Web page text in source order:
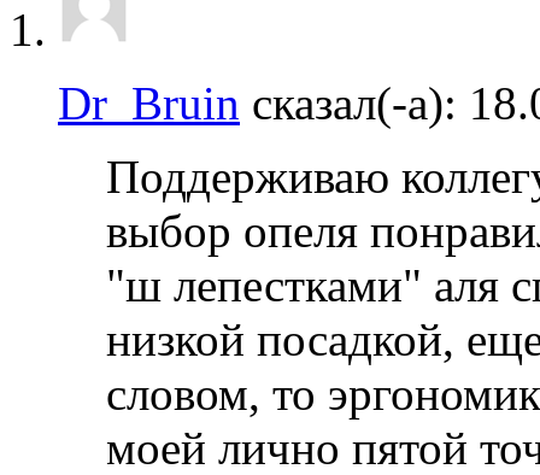
Dr_Bruin сказал(-а):
Поддерживаю
выбор опеля
"ш лепестками" аля
низкой посадкой,
словом, то
моей лично пятой